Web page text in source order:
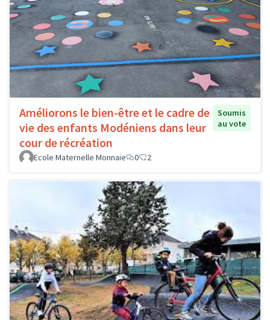
Améliorons le bien-être et le cadre de
vie des enfants Modéniens dans leur
cour de récréation
Soumis
au vote
Ecole Maternelle Monnaie 0 2